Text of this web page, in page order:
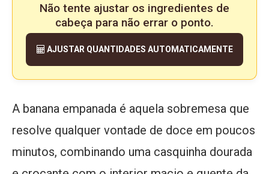
Não tente ajustar os ingredientes de
cabeça para não errar o ponto.
AJUSTAR QUANTIDADES AUTOMATICAMENTE
A banana empanada é aquela sobremesa que
resolve qualquer vontade de doce em poucos
minutos, combinando uma casquinha dourada